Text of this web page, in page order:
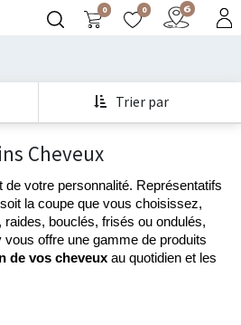
0 0
Trier par
Cheveux
de votre personnalité. Représentatifs
la coupe que vous choisissez,
bouclés, frisés ou ondulés,
vous offre une gamme de produits
de vos cheveux au quotidien et les